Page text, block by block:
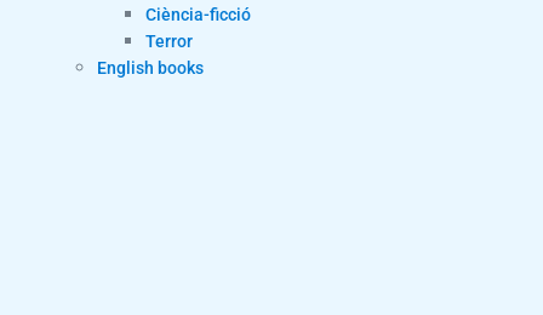
Ciència-ficció
Terror
English books